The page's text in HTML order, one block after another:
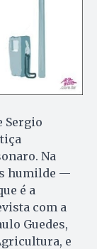
Sergio
Na
humilde —
é a
com a
Guedes,
e